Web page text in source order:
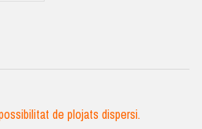
de plojats dispersi.